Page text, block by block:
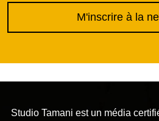
M'inscrire à la
Studio Tamani est un média